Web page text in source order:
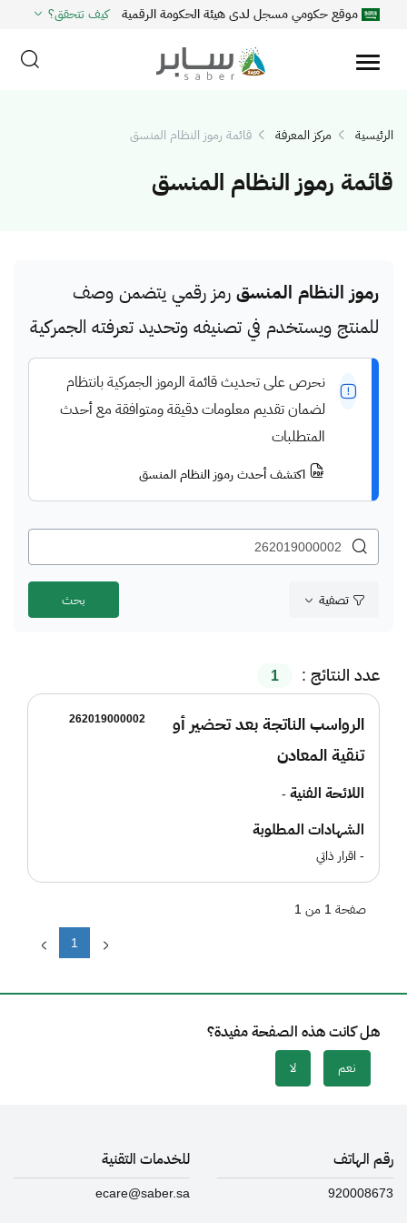
موقع حكومي مسجل لدى هيئة الحكومة الرقمية كيف تتحقق؟
الرئيسية مركز المعرفة قائمة رموز النظام المنسق
قائمة رموز النظام المنسق
رموز النظام المنسق رمز رقمي يتضمن وصف
للمنتج ويستخدم في تصنيفه وتحديد تعرفته الجمركية
نحرص على تحديث قائمة الرموز الجمركية بانتظام
لضمان تقديم معلومات دقيقة ومتوافقة مع أحدث
المتطلبات
اكتشف أحدث رموز النظام المنسق
تصفية
عدد النتائج : 1
262019000002
الرواسب الناتجة بعد تحضير أو
تنقية المعادن
اللائحة الفنية -
الشهادات المطلوبة
- اقرار ذاتي
1
صفحة 1 من 1
هل كانت هذه الصفحة مفيدة؟
نعم لا
رقم الهاتف
920008673
للخدمات التقنية
ecare@saber.sa